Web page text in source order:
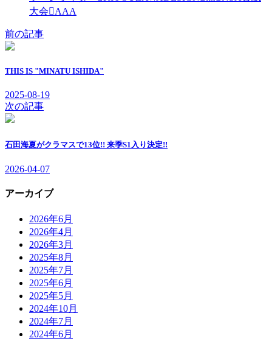
大会
AAA
前の記事
THIS IS "MINATU ISHIDA"
2025-08-19
次の記事
石田海夏がクラマスで13位!! 来季S1入り決定!!
2026-04-07
アーカイブ
2026年6月
2026年4月
2026年3月
2025年8月
2025年7月
2025年6月
2025年5月
2024年10月
2024年7月
2024年6月